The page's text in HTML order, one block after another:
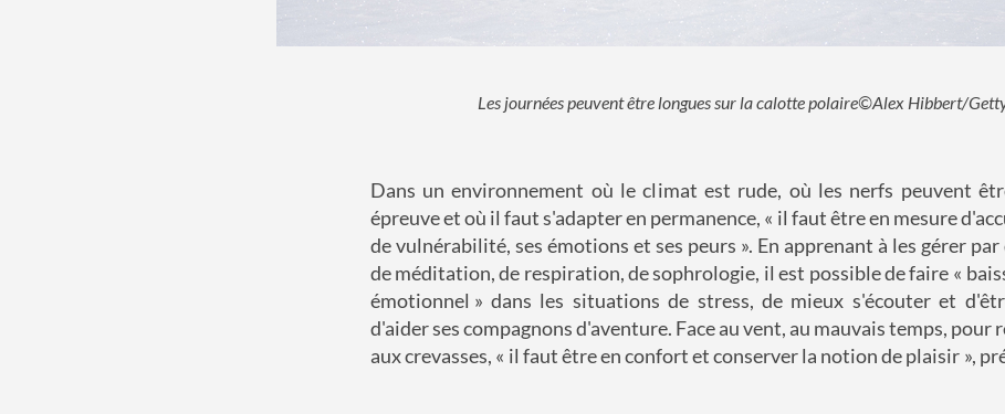
Les journées peuvent être longues sur la calotte polaire©Alex Hibbert/
Dans un environnement où le climat est rude, où les nerfs peuvent
épreuve et où il faut s'adapter en permanence, « il faut être en mesure
de vulnérabilité, ses émotions et ses peurs ». En apprenant à les gérer par
de méditation, de respiration, de sophrologie, il est possible de faire «
émotionnel » dans les situations de stress, de mieux s'écouter et
d'aider ses compagnons d'aventure. Face au vent, au mauvais temps,
aux crevasses, « il faut être en confort et conserver la notion de plaisir »,